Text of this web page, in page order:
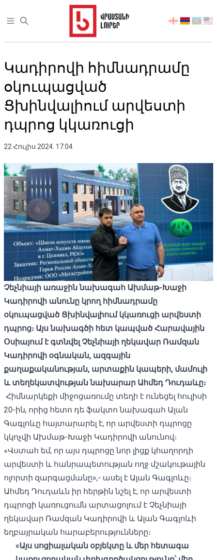
Open sidebar
აირჩიეთ
Կադիրովի հիմնադրամը
օկուպացված
Ցխինվալիում արվեստի
դպրոց կկառուցի
22 Հուլիս 2024. 17:04
Չեչնիայի առաջին նախագահ Ախմաթ-Խաջի
Կադիրովի անունը կրող հիմնադրամը
օկուպացված Ցխինվալիում կկառուցի արվեստի
դպրոց։ Այս նախագծի հետ կապված Հարավային
Օսիայում է գտնվել Չեչնիայի ղեկավար Ռամզան
Կադիրովի օգնական, ազգային
քաղաքականության, արտաքին կապերի, մամուլի
և տեղեկատվության նախարար Ահմեդ Դուդաևը։
Հիմնարկեքի միջոցառումը տեղի է ունեցել հուլիսի
20-ին, որից հետո դե ֆակտո նախագահ Ալան
Գագլոևը հայտարարել է, որ արվեստի դպրոցը
կկոչվի Ախմաթ-Խաջի Կադիրովի անունով։
«Վստահ եմ, որ այս դպրոցը նոր լիցք կհաղորդի
արվեստի և հանրապետության ողջ մշակութային
ոլորտի զարգացմանը»,- ասել է Ալան Գագլոևը։
Ահմեդ Դուդաևն իր հերթին նշել է, որ արվեստի
դպրոցի կառուցումն արտացոլում է Չեչնիայի
ղեկավար Ռամզան Կադիրովի և Ալան Գագլոևի
եղբայրական հարաբերությունները։
«Այս սոցիալական օբյեկտը և մեր հետագա